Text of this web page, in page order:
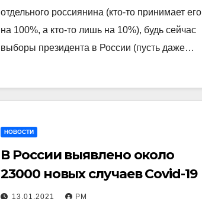
отдельного россиянина (кто-то принимает его
на 100%, а кто-то лишь на 10%), будь сейчас
выборы президента в России (пусть даже…
НОВОСТИ
В России выявлено около
23000 новых случаев Covid-19
13.01.2021 РМ